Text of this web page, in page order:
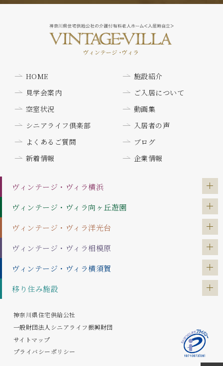
HOME
施設紹介
見学会案内
ご入居について
空室状況
動画集
シニアライフ倶楽部
入居者の声
よくあるご質問
ブログ
新着情報
企業情報
ヴィンテージ・ヴィラ横浜
ヴィンテージ・ヴィラ向ヶ丘遊園
ヴィンテージ・ヴィラ洋光台
ヴィンテージ・ヴィラ相模原
ヴィンテージ・ヴィラ横須賀
移り住み施設
神奈川県住宅供給公社
一般財団法人シニアライフ振興財団
サイトマップ
プライバシーポリシー